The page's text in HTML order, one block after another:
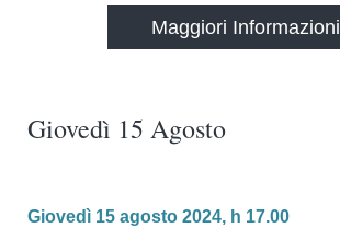
Maggiori Informazioni
Giovedì 15 Agosto
Giovedì 15 agosto 2024, h 17.00